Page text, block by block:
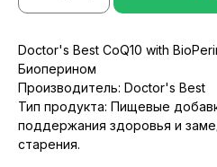
Doctor's Best CoQ10 with
Биоперином
Производитель: Doctor's Best
Тип продукта: Пищевые
поддержания здоровья и
старения.